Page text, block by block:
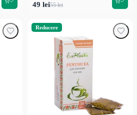
49 lei55 lei
Reducere